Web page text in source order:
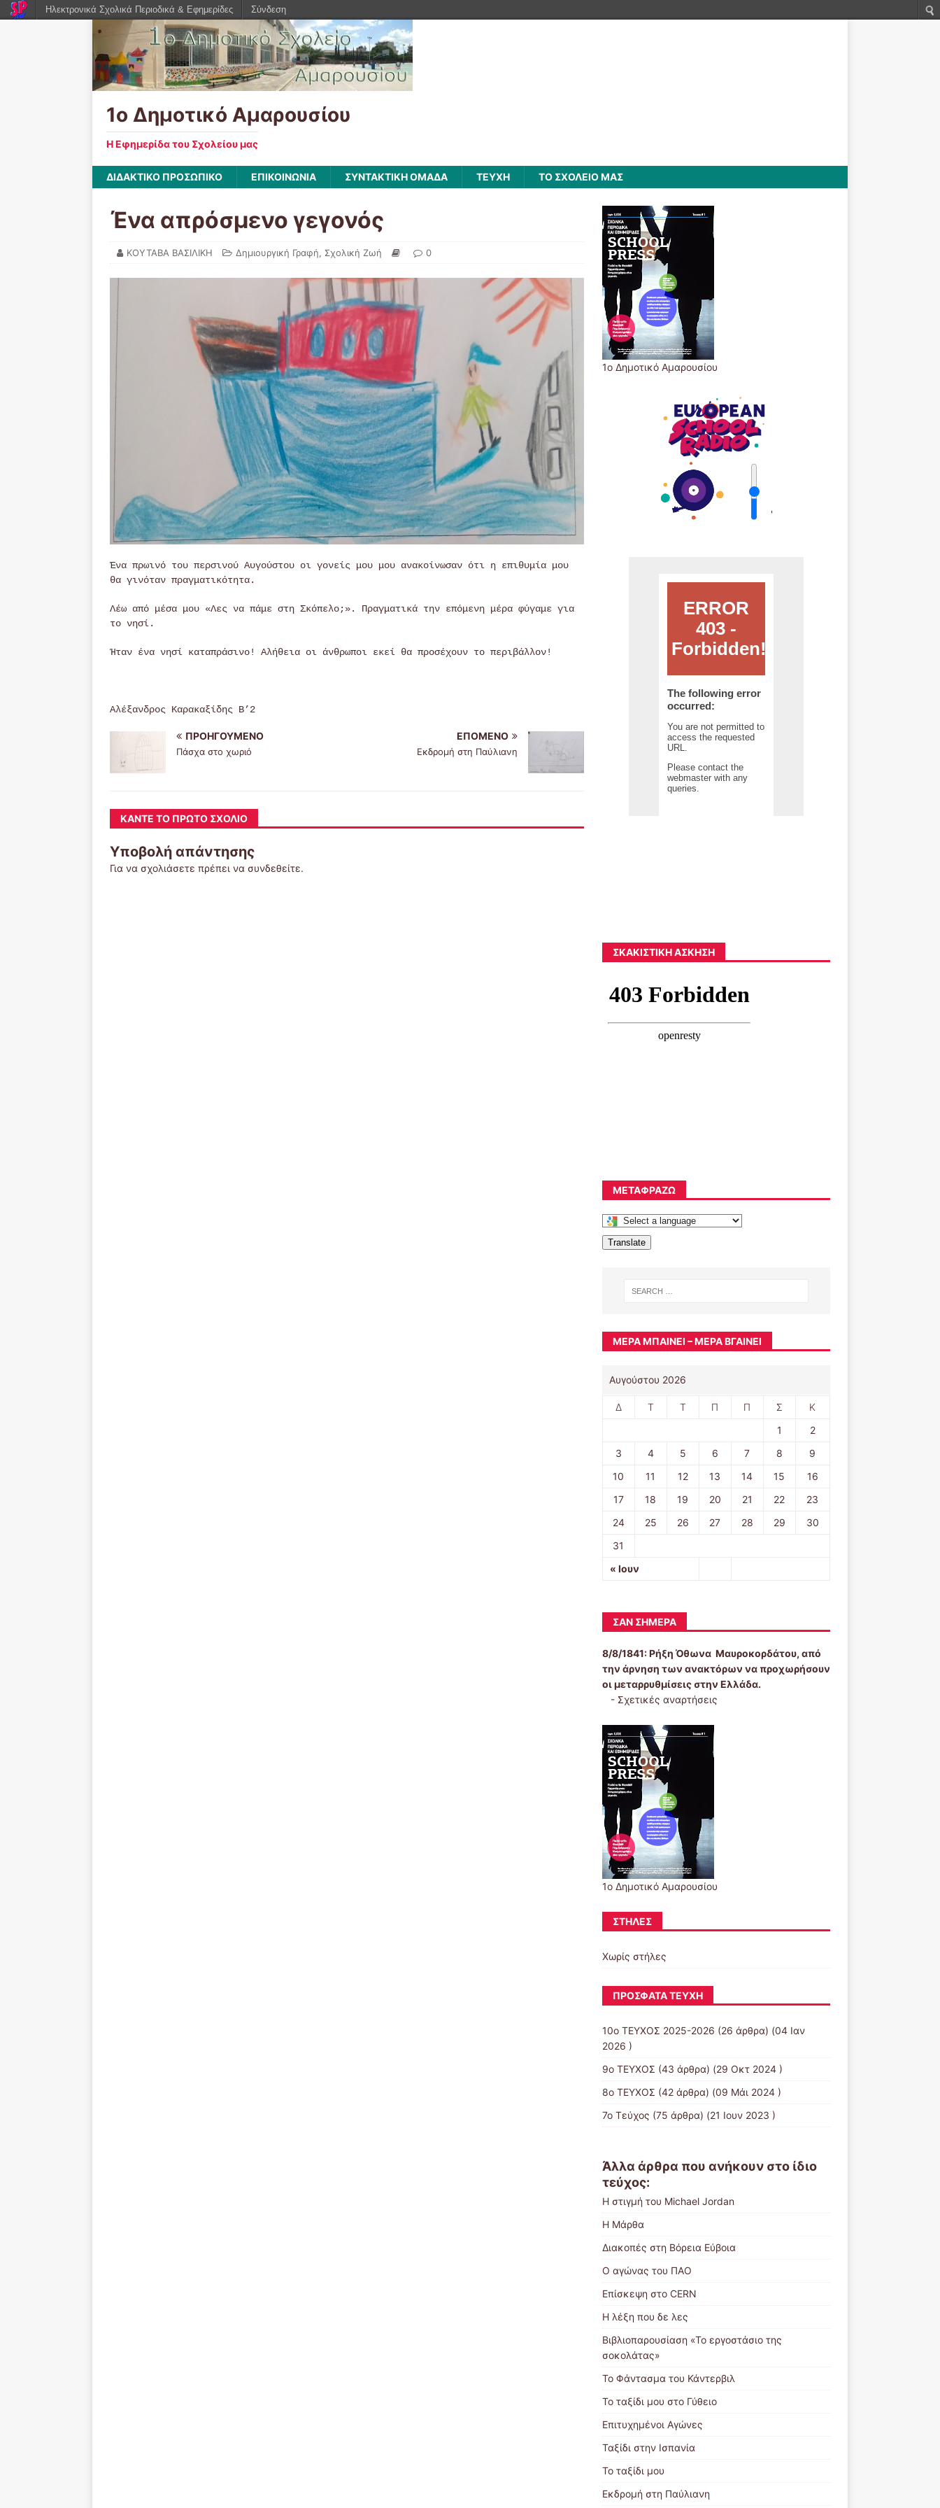
1ο Δημοτικό Αμαρουσίου
Η Εφημερίδα του Σχολείου μας
ΔΙΔΑΚΤΙΚΟ ΠΡΟΣΩΠΙΚΟ ΕΠΙΚΟΙΝΩΝΙΑ ΣΥΝΤΑΚΤΙΚΗ ΟΜΑΔΑ ΤΕΥΧΗ ΤΟ ΣΧΟΛΕΙΟ ΜΑΣ
Ένα απρόσμενο γεγονός
ΚΟΥΤΑΒΑ ΒΑΣΙΛΙΚΗ Δημιουργική Γραφή, Σχολική Ζωή 0
Ένα πρωινό του περσινού Αυγούστου οι γονείς μου μου ανακοίνωσαν ότι η επιθυμία μου
θα γινόταν πραγματικότητα.
Λέω από μέσα μου «Λες να πάμε στη Σκόπελο;». Πραγματικά την επόμενη μέρα φύγαμε για
το νησί.
Ήταν ένα νησί καταπράσινο! Αλήθεια οι άνθρωποι εκεί θα προσέχουν το περιβάλλον!
Αλέξανδρος Καρακαξίδης Β’2
ΠΡΟΗΓΟΎΜΕΝΟ
Πάσχα στο χωριό
ΕΠΌΜΕΝΟ
Εκδρομή στη Παύλιανη
ΚΆΝΤΕ ΤΟ ΠΡΏΤΟ ΣΧΌΛΙΟ
Υποβολή απάντησης
Για να σχολιάσετε πρέπει να συνδεθείτε.
1ο Δημοτικό Αμαρουσίου
'
ΣΚΑΚΙΣΤΙΚΉ ΆΣΚΗΣΗ
ΜΕΤΑΦΡΆΖΩ
Translate
ΜΈΡΑ ΜΠΑΊΝΕΙ – ΜΈΡΑ ΒΓΑΊΝΕΙ
Αυγούστου 2026
Δ Τ Τ Π Π Σ Κ
« Ιουν
1
2
3
4 5 6 7 8
9
10
11 12 13 14 15
16
17
18 19 20 21 22
23
24
25 26 27 28 29
30
31
ΣΑΝ ΣΉΜΕΡΑ
8/8/1841:Ρήξη Όθωνα  Μαυροκορδάτου, από
την άρνηση των ανακτόρων να προχωρήσουν
οι μεταρρυθμίσεις στην Ελλάδα.
- Σχετικές αναρτήσεις
1ο Δημοτικό Αμαρουσίου
ΣΤΉΛΕΣ
Χωρίς στήλες
ΠΡΌΣΦΑΤΑ ΤΕΎΧΗ
10o ΤΕΥΧΟΣ 2025-2026 (26 άρθρα) (04 Ιαν
2026 )
9ο ΤΕΥΧΟΣ (43 άρθρα) (29 Οκτ 2024 )
8ο ΤΕΥΧΟΣ (42 άρθρα) (09 Μάι 2024 )
7ο Τεύχος (75 άρθρα) (21 Ιουν 2023 )
Άλλα άρθρα που ανήκουν στο ίδιο
τεύχος:
Η στιγμή του Michael Jordan
Η Μάρθα
Διακοπές στη Βόρεια Εύβοια
Ο αγώνας του ΠΑΟ
Επίσκεψη στο CERN
Η λέξη που δε λες
Βιβλιοπαρουσίαση «Το εργοστάσιο της
σοκολάτας»
Το Φάντασμα του Κάντερβιλ
Το ταξίδι μου στο Γύθειο
Επιτυχημένοι Αγώνες
Ταξίδι στην Ισπανία
Το ταξίδι μου
Εκδρομή στη Παύλιανη
Ηλεκτρονικά Σχολικά Περιοδικά & Εφημερίδες Σύνδεση